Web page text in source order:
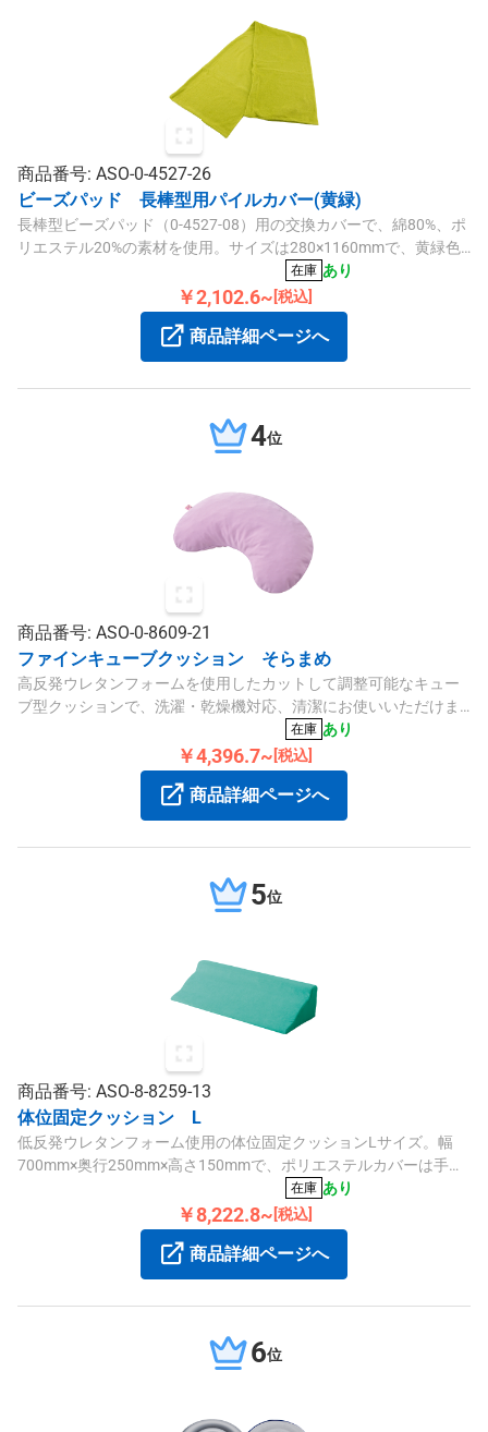
商品番号: ASO-0-4527-26
ビーズパッド 長棒型用パイルカバー(黄緑)
長棒型ビーズパッド（0-4527-08）用の交換カバーで、綿80%、ポ
リエステル20%の素材を使用。サイズは280×1160mmで、黄緑色
在庫 あり
￥2,102.6~ [税込]
商品詳細ページへ
4位
商品番号: ASO-0-8609-21
ファインキューブクッション そらまめ
高反発ウレタンフォームを使用したカットして調整可能なキュー
ブ型クッションで、洗濯・乾燥機対応、清潔にお使いいただけま
在庫 あり
￥4,396.7~ [税込]
商品詳細ページへ
5位
商品番号: ASO-8-8259-13
体位固定クッション L
低反発ウレタンフォーム使用の体位固定クッションLサイズ。幅
700mm×奥行250mm×高さ150mmで、ポリエステルカバーは手洗
在庫 あり
￥8,222.8~[税込]
商品詳細ページへ
6位